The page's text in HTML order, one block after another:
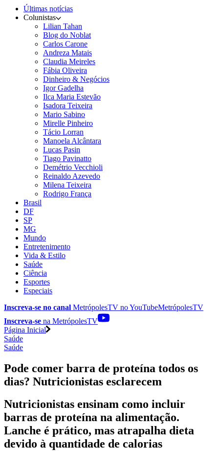
Últimas notícias
Colunistas
Lilian Tahan
Blog do Noblat
Carlos Carone
Andreza Matais
Claudia Meireles
Fábia Oliveira
Dinheiro & Negócios
Igor Gadelha
Ilca Maria Estevão
Isadora Teixeira
Mario Sabino
Mirelle Pinheiro
Tácio Lorran
Manoela Alcântara
Lucas Pasin
Tiago Pavinatto
Demétrio Vecchioli
Reinaldo Azevedo
Milena Teixeira
Rodrigo França
Brasil
DF
SP
MG
Mundo
Entretenimento
Vida & Estilo
Saúde
Ciência
Esportes
Especiais
Inscreva-se no canal MetrópolesTV noYouTubeMetrópolesTV
Inscreva-se na MetrópolesTV
Página Inicial
Saúde
Saúde
Pode comer barra de proteína todos os
dias? Nutricionistas esclarecem
Nutricionistas ensinam como incluir
barras de proteína na alimentação.
Lanche é prático, mas atrapalha dieta
devido à quantidade de calorias